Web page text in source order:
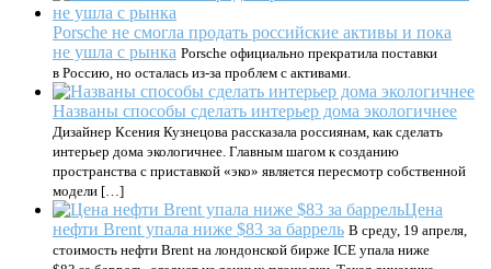
Porsche не смогла продать российские активы и пока
не ушла с рынка Porsche официально прекратила поставки
в Россию, но осталась из-за проблем с активами.
Названы способы сделать интерьер дома экологичнее
Дизайнер Ксения Кузнецова рассказала россиянам, как сделать
интерьер дома экологичнее. Главным шагом к созданию
пространства с приставкой «эко» является пересмотр собственной
модели […]
Цена
нефти Brent упала ниже $83 за баррель В среду, 19 апреля,
стоимость нефти Brent на лондонской бирже ICE упала ниже